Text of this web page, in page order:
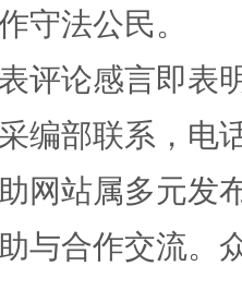
守法公民。
评论感言即表
编部联系，电
网站属多元发
与合作交流。